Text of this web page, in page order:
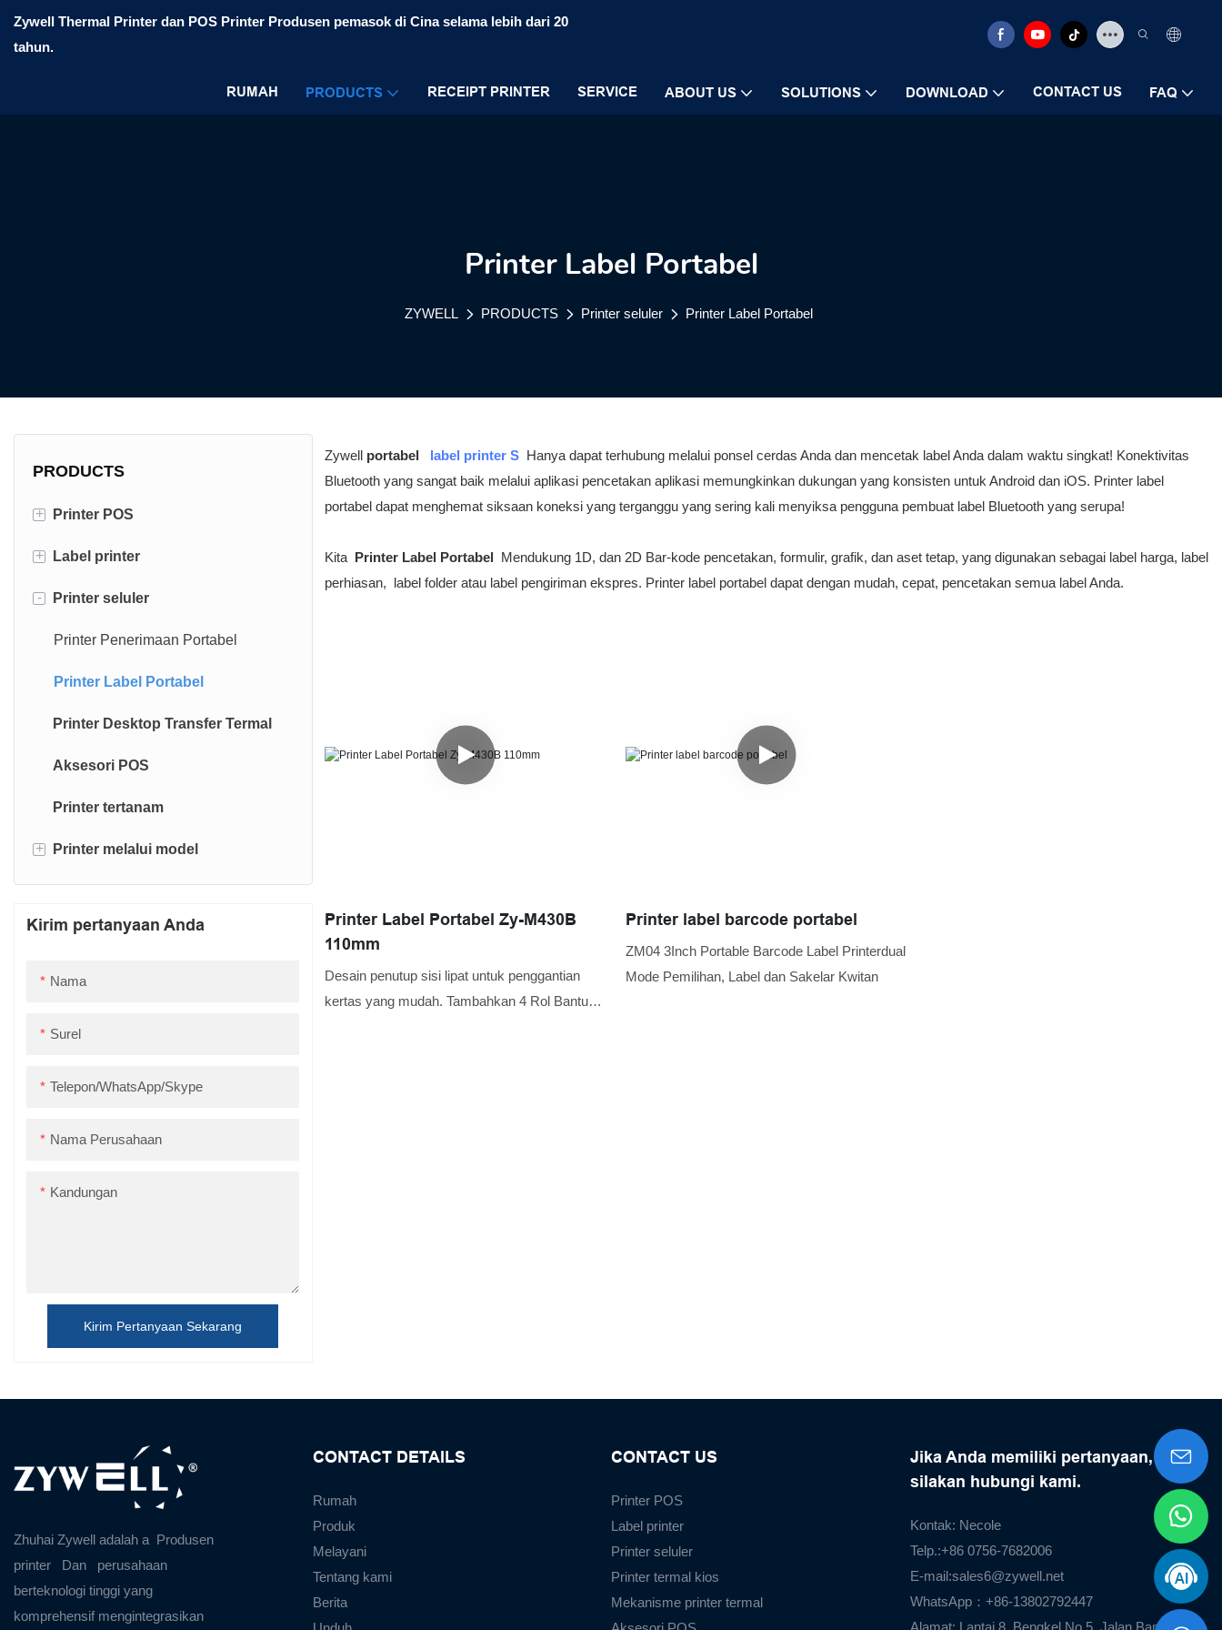
Zywell Thermal Printer dan POS Printer Produsen pemasok di Cina selama lebih dari 20
tahun.
RUMAH PRODUCTS RECEIPT PRINTER SERVICE ABOUT US SOLUTIONS DOWNLOAD CONTACT US FAQ
Printer Label Portabel
ZYWELL PRODUCTS Printer seluler Printer Label Portabel
PRODUCTS
+ Printer POS
Printer kwitansi 80mm
Printer tanda terima 58mm
+ Label printer
Printer label 4 inci
Printer label 3 inci
- Printer seluler
Printer Penerimaan Portabel
Printer Label Portabel
Printer Desktop Transfer Termal
Aksesori POS
Printer tertanam
+ Printer melalui model
Printer kwitansi
Kirim pertanyaan Anda
Nama
Surel
Telepon/WhatsApp/Skype
Nama Perusahaan
Kandungan
Kirim Pertanyaan Sekarang
Zywell portabel label printer S Hanya dapat terhubung melalui ponsel cerdas Anda dan mencetak label Anda dalam waktu singkat! Konektivitas
Bluetooth yang sangat baik melalui aplikasi pencetakan aplikasi memungkinkan dukungan yang konsisten untuk Android dan iOS. Printer label
portabel dapat menghemat siksaan koneksi yang terganggu yang sering kali menyiksa pengguna pembuat label Bluetooth yang serupa!
Kita Printer Label Portabel Mendukung 1D, dan 2D Bar-kode pencetakan, formulir, grafik, dan aset tetap, yang digunakan sebagai label harga, label
perhiasan, label folder atau label pengiriman ekspres. Printer label portabel dapat dengan mudah, cepat, pencetakan semua label Anda.
Printer Label Portabel Zy-M430B
110mm
Desain penutup sisi lipat untuk penggantian
kertas yang mudah. ​​Tambahkan 4 Rol Bantu
Printer label barcode portabel
ZM04 3Inch Portable Barcode Label Printerdual
Mode Pemilihan, Label dan Sakelar Kwitan
Zhuhai Zywell adalah a Produsen
printer
Dan
perusahaan
berteknologi tinggi yang
komprehensif mengintegrasikan
CONTACT DETAILS
Rumah
Produk
Melayani
Tentang kami
Berita
CONTACT US
Printer POS
Label printer
Printer seluler
Printer termal kios
Mekanisme printer termal
Jika Anda memiliki pertanyaan,
silakan hubungi kami.
Kontak: Necole
Telp.:+86 0756-7682006
E-mail:sales6@zywell.net
WhatsApp：+86-13802792447
Alamat: Lantai 8, Bengkel No.5, Jalan Bandara